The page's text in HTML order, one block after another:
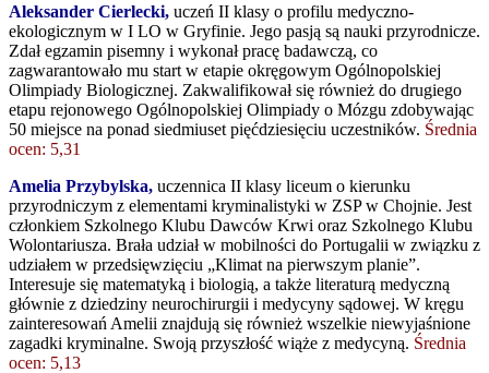
Aleksander Cierlecki, uczeń II klasy o profilu medyczno-
ekologicznym w I LO w Gryfinie. Jego pasją są nauki przyrodnicze.
Zdał egzamin pisemny i wykonał pracę badawczą, co
zagwarantowało mu start w etapie okręgowym Ogólnopolskiej
Olimpiady Biologicznej. Zakwalifikował się również do drugiego
etapu rejonowego Ogólnopolskiej Olimpiady o Mózgu zdobywając
50 miejsce na ponad siedmiuset pięćdziesięciu uczestników. Średnia
ocen: 5,31
Amelia Przybylska, uczennica II klasy liceum o kierunku
przyrodniczym z elementami kryminalistyki w ZSP w Chojnie. Jest
członkiem Szkolnego Klubu Dawców Krwi oraz Szkolnego Klubu
Wolontariusza. Brała udział w mobilności do Portugalii w związku z
udziałem w przedsięwzięciu „Klimat na pierwszym planie”.
Interesuje się matematyką i biologią, a także literaturą medyczną
głównie z dziedziny neurochirurgii i medycyny sądowej. W kręgu
zainteresowań Amelii znajdują się również wszelkie niewyjaśnione
zagadki kryminalne. Swoją przyszłość wiąże z medycyną. Średnia
ocen: 5,13